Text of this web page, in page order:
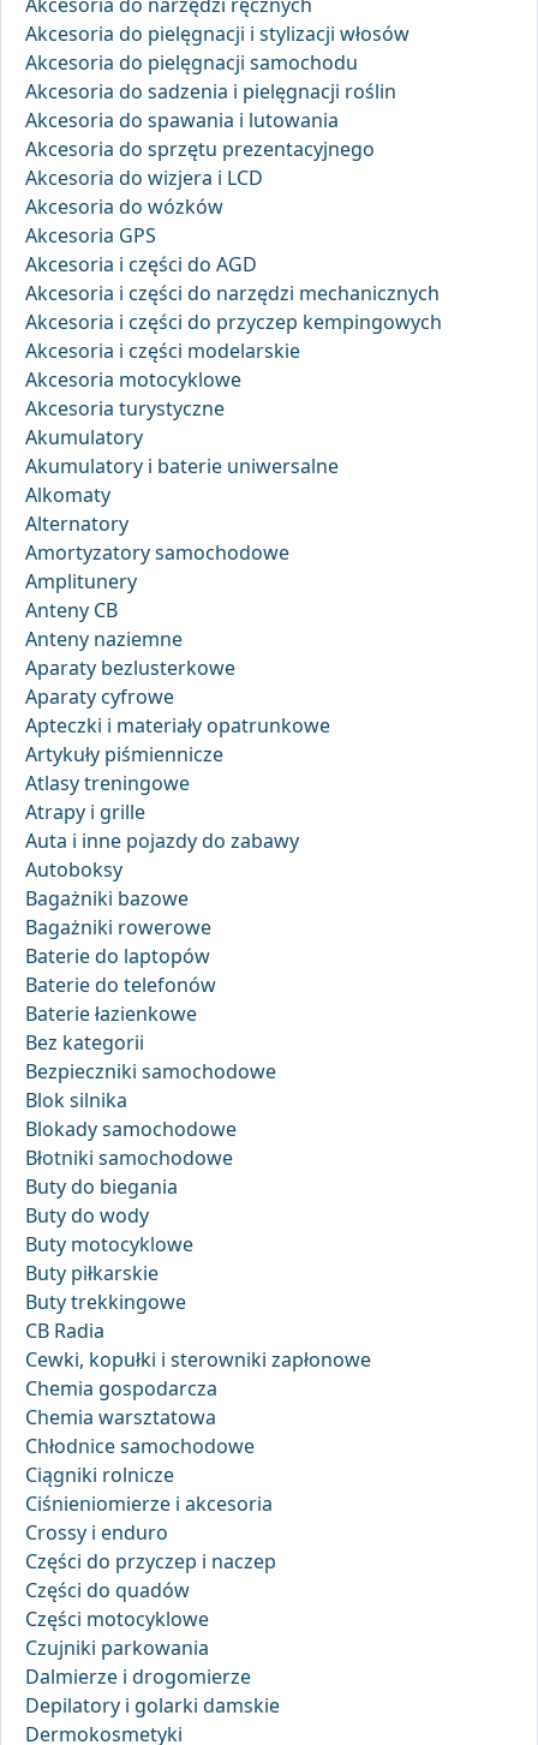
Akcesoria do pielęgnacji i stylizacji włosów
Akcesoria do pielęgnacji samochodu
Akcesoria do sadzenia i pielęgnacji roślin
Akcesoria do spawania i lutowania
Akcesoria do sprzętu prezentacyjnego
Akcesoria do wizjera i LCD
Akcesoria do wózków
Akcesoria GPS
Akcesoria i części do AGD
Akcesoria i części do narzędzi mechanicznych
Akcesoria i części do przyczep kempingowych
Akcesoria i części modelarskie
Akcesoria motocyklowe
Akcesoria turystyczne
Akumulatory
Akumulatory i baterie uniwersalne
Alkomaty
Alternatory
Amortyzatory samochodowe
Amplitunery
Anteny CB
Anteny naziemne
Aparaty bezlusterkowe
Aparaty cyfrowe
Apteczki i materiały opatrunkowe
Artykuły piśmiennicze
Atlasy treningowe
Atrapy i grille
Auta i inne pojazdy do zabawy
Autoboksy
Bagażniki bazowe
Bagażniki rowerowe
Baterie do laptopów
Baterie do telefonów
Baterie łazienkowe
Bez kategorii
Bezpieczniki samochodowe
Blok silnika
Blokady samochodowe
Błotniki samochodowe
Buty do biegania
Buty do wody
Buty motocyklowe
Buty piłkarskie
Buty trekkingowe
CB Radia
Cewki, kopułki i sterowniki zapłonowe
Chemia gospodarcza
Chemia warsztatowa
Chłodnice samochodowe
Ciągniki rolnicze
Ciśnieniomierze i akcesoria
Crossy i enduro
Części do przyczep i naczep
Części do quadów
Części motocyklowe
Czujniki parkowania
Dalmierze i drogomierze
Depilatory i golarki damskie
Dermokosmetyki